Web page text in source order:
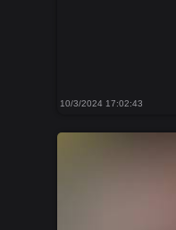
10/3/2024 17:02:43